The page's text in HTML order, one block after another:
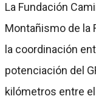
La Fundación
Montañismo de la
la coordinación
potenciación del
kilómetros entre